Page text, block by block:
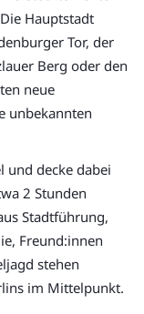
Hauptstadt
Tor, der
Berg oder den
neue
unbekannten
und decke dabei
2 Stunden
Stadtführung,
Freund:innen
stehen
im Mittelpunkt.